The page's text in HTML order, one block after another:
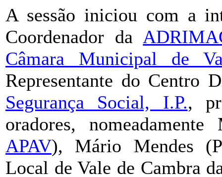
A sessão iniciou com a
Coordenador da
Câmara Municipal de
Representante do
Segurança Social, I.P.,
oradores,
APAV), Mário Mendes
Local de Vale de Cambra